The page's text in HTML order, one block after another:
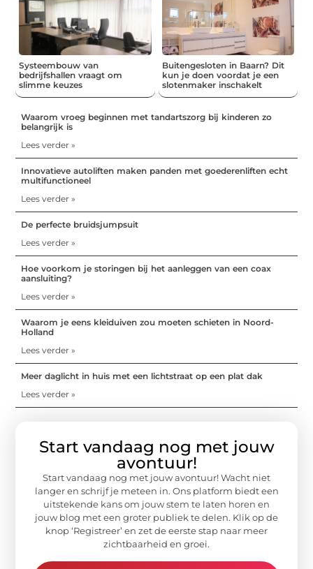
Systeembouw van
bedrijfshallen vraagt om
slimme keuzes
Buitengesloten in Baarn? Dit
kun je doen voordat je een
slotenmaker inschakelt
Waarom vroeg beginnen met tandartszorg bij kinderen zo
belangrijk is
Lees verder »
Innovatieve autoliften maken panden met goederenliften echt
multifunctioneel
Lees verder »
De perfecte bruidsjumpsuit
Lees verder »
Hoe voorkom je storingen bij het aanleggen van een coax
aansluiting?
Lees verder »
Waarom je eens kleiduiven zou moeten schieten in Noord-
Holland
Lees verder »
Meer daglicht in huis met een lichtstraat op een plat dak
Lees verder »
Start vandaag nog met jouw
avontuur!
Start vandaag nog met jouw avontuur! Wacht niet
langer en schrijf je meteen in. Ons platform biedt een
uitstekende kans om jouw stem te laten horen en
jouw blog met een groter publiek te delen. Klik op de
knop ‘Registreer’ en zet de eerste stap naar meer
zichtbaarheid en groei.